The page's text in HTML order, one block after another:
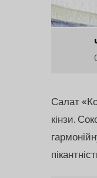
Салат
кінзи.